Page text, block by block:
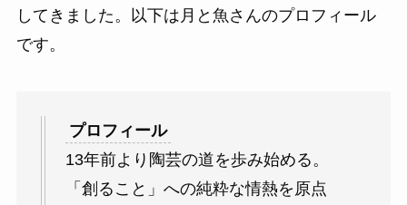
してきました。以下は月と魚さんのプロフィール
です。
プロフィール
13年前より陶芸の道を歩み始める。
「創ること」への純粋な情熱を原点